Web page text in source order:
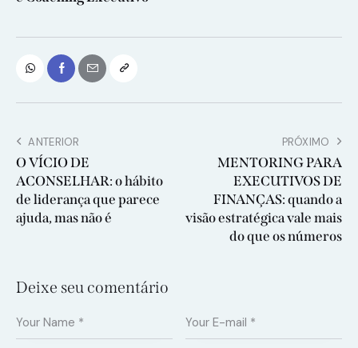
ANTERIOR
O VÍCIO DE
ACONSELHAR: o hábito
de liderança que parece
ajuda, mas não é
PRÓXIMO
MENTORING PARA
EXECUTIVOS DE
FINANÇAS: quando a
visão estratégica vale mais
do que os números
Deixe seu comentário